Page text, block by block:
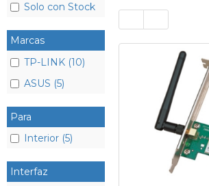
Solo con Stock
Marcas
TP-LINK (10)
ASUS (5)
Para
Interior (5)
Interfaz